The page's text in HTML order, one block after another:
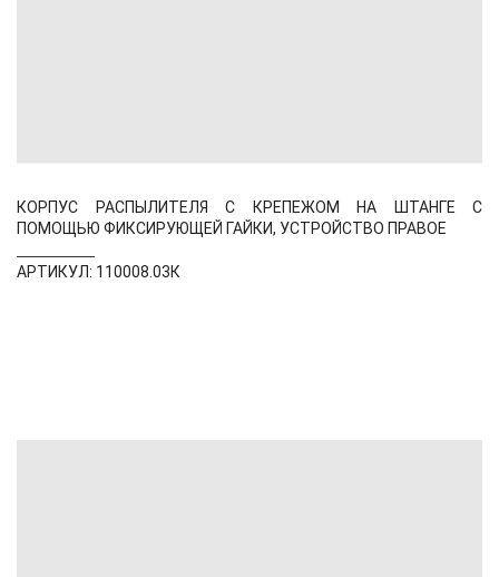
КОРПУС РАСПЫЛИТЕЛЯ С КРЕПЕЖОМ НА ШТАНГЕ С
ПОМОЩЬЮ ФИКСИРУЮЩЕЙ ГАЙКИ, УСТРОЙСТВО ПРАВОЕ
АРТИКУЛ: 110008.03К